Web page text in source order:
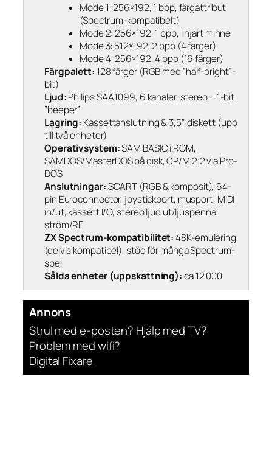
Mode 1: 256×192, 1 bpp, färgattribut
(Spectrum-kompatibelt)
Mode 2: 256×192, 1 bpp, linjärt minne
Mode 3: 512×192, 2 bpp (4 färger)
Mode 4: 256×192, 4 bpp (16 färger)
Färgpalett: 128 färger (RGB med ”half-bright”-
bit)
Ljud:Philips SAA1099, 6 kanaler, stereo + 1-bit
”beeper”
Lagring: Kassettanslutning & 3,5" diskett (upp
till två enheter)
Operativsystem:SAM BASIC i ROM,
SAMDOS/MasterDOS på disk, CP/M 2.2 via Pro-
DOS
Anslutningar:SCART (RGB & komposit), 64-
pin Euroconnector, joystickport, musport, MIDI
in/ut, kassett I/O, stereo ljud ut/ljuspenna,
ström/RF
ZX Spectrum-kompatibilitet:48K-emulering
(delvis kompatibel), stöd för många Spectrum-
spel
Sålda enheter (uppskattning):ca 12 000
Annons
Strul med e-posten? Hjälp med TV?
Problem med wifi?
Digital Fixare